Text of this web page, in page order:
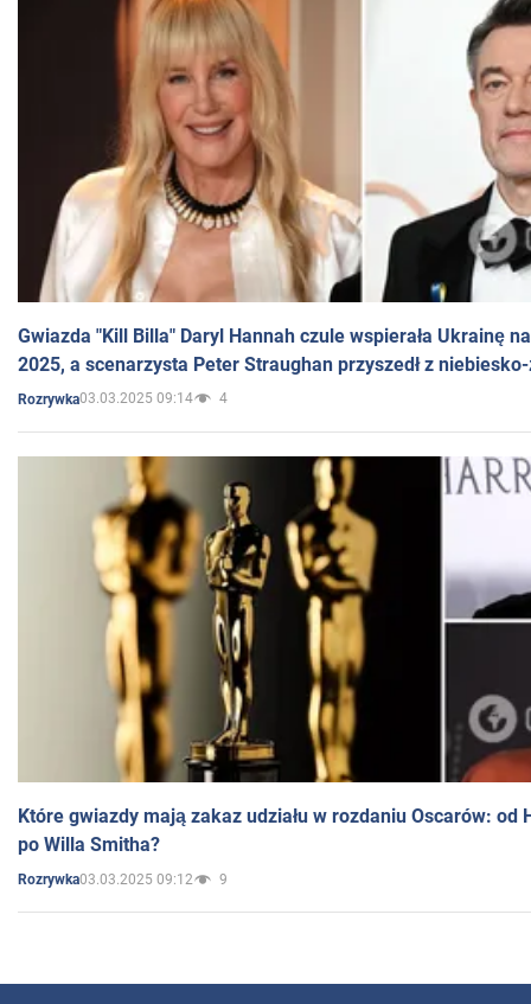
Gwiazda "Kill Billa" Daryl Hannah czule wspierała Ukrainę
2025, a scenarzysta Peter Straughan przyszedł z
Rozrywka03.03.2025 09:14 4
Które gwiazdy mają zakaz udziału w rozdaniu Oscarów: od
po Willa Smitha?
Rozrywka03.03.2025 09:12 9